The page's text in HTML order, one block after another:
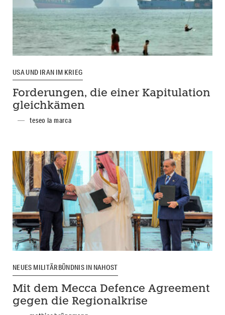
USA UND IRAN IM KRIEG
Forderungen, die einer Kapitulation
gleichkämen
teseo la marca
NEUES MILITÄRBÜNDNIS IN NAHOST
Mit dem Mecca Defence Agreement
gegen die Regionalkrise